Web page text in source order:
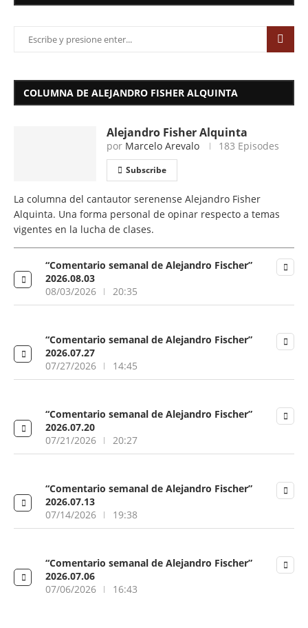
COLUMNA DE ALEJANDRO FISHER ALQUINTA
Alejandro Fisher Alquinta
por Marcelo Arevalo 183 Episodes
Subscribe
La columna del cantautor serenense Alejandro Fisher
Alquinta. Una forma personal de opinar respecto a temas
vigentes en la lucha de clases.
“Comentario semanal de Alejandro Fischer”
2026.08.03
08/03/2026
20:35
“Comentario semanal de Alejandro Fischer”
2026.07.27
07/27/2026
14:45
“Comentario semanal de Alejandro Fischer”
2026.07.20
07/21/2026
20:27
“Comentario semanal de Alejandro Fischer”
2026.07.13
07/14/2026
19:38
“Comentario semanal de Alejandro Fischer”
2026.07.06
07/06/2026
16:43